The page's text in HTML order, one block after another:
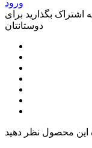
ورود
بگذارید برای
دوستانتان